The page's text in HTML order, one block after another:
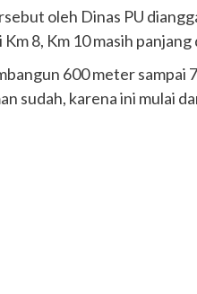
oleh Dinas PU
8, Km 10 masih
600 meter
sudah, karena ini mulai